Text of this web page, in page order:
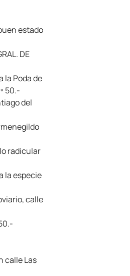
estado
DE
la Poda de
50.-
del
radicular
la especie
calle
calle Las